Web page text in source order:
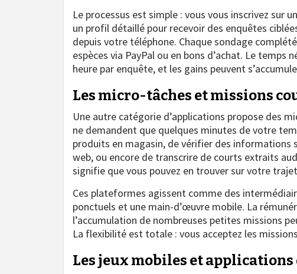
Le processus est simple : vous vous inscrivez sur
un profil détaillé pour recevoir des enquêtes
depuis votre téléphone. Chaque sondage
espèces via PayPal ou en bons d’achat. Le temps
heure par enquête, et les gains peuvent
Les micro-tâches et missions
Une autre catégorie d’applications propose des
ne demandent que quelques minutes de votre
produits en magasin, de vérifier des informations
web, ou encore de transcrire de courts extraits
signifie que vous pouvez en trouver sur votre
Ces plateformes agissent comme des
ponctuels et une main-d’œuvre mobile. La
l’accumulation de nombreuses petites missions
La flexibilité est totale : vous acceptez les
Les jeux mobiles et applications